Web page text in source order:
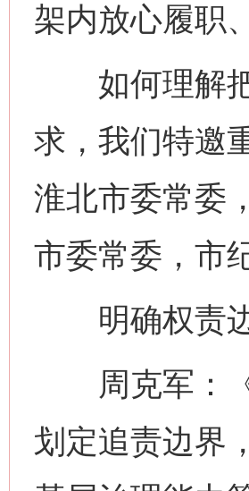
架内放心履职
如何理解把
求，我们特邀
淮北市委常委
市委常委，市
明确权责边
周克军：《
划定追责边界